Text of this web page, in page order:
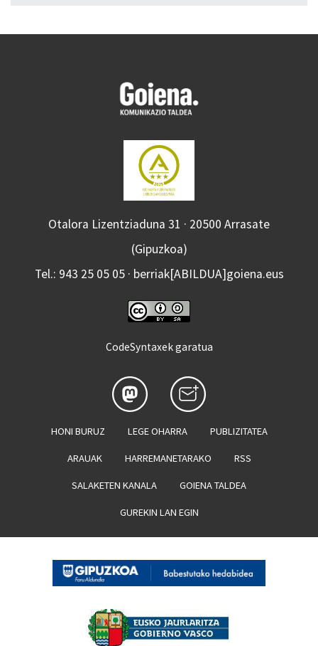
Otalora Lizentziaduna 31 · 20500 Arrasate
(Gipuzkoa)
Tel.: 943 25 05 05 · berriak[ABILDUA]goiena.eus
CodeSyntaxek garatua
HONI BURUZ LEGE OHARRA PUBLIZITATEA
ARAUAK HARREMANETARAKO RSS
SALAKETEN KANALA GOIENA TALDEA
GUREKIN LAN EGIN